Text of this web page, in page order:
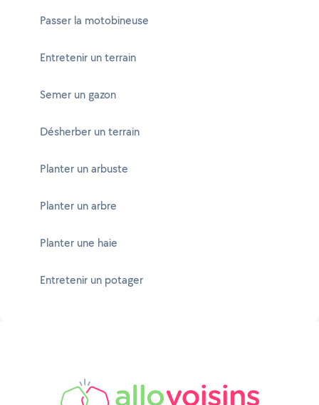
Passer la motobineuse
Entretenir un terrain
Semer un gazon
Désherber un terrain
Planter un arbuste
Planter un arbre
Planter une haie
Entretenir un potager